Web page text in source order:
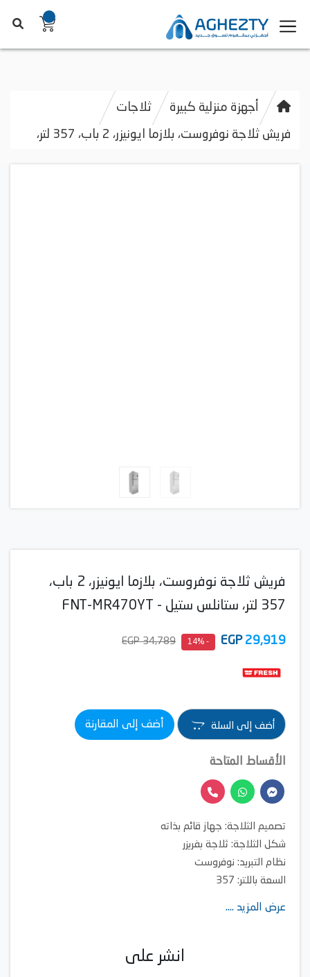
أجهزة منزلية كبيرة ثلاجات
فريش ثلاجة نوفروست، بلازما ايونيزر، 2 باب، 357 لتر،
فريش ثلاجة نوفروست، بلازما ايونيزر، 2 باب،
357 لتر، ستانلس ستيل - FNT-MR470YT
29,919
EGP
- 14%
34,789 EGP
أضف إلى السلة أضف إلى المقارنة
الأقساط المتاحة
تصميم الثلاجة: جهاز قائم بذاته
شكل الثلاجة: ثلاجة بفريزر
نظام التبريد: نوفروست
السعة باللتر: 357
عرض المزيد ....
انشر على